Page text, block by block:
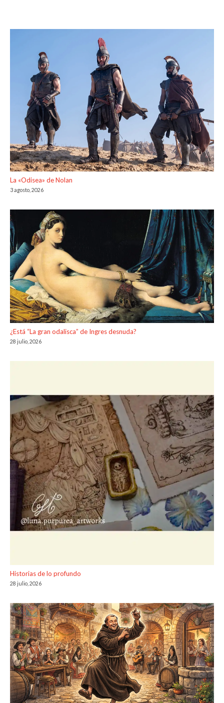
La «Odisea» de Nolan
3 agosto, 2026
¿Está “La gran odalisca” de Ingres desnuda?
28 julio, 2026
Historias de lo profundo
28 julio, 2026